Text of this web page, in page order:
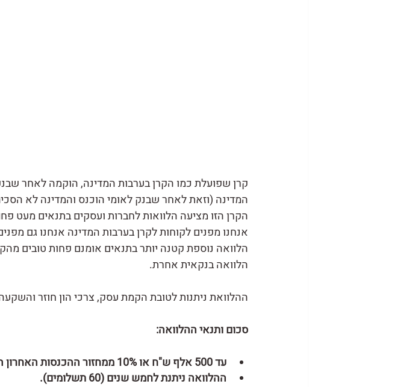
קרן שפועלת כמו הקרן בערבות המדינה, הוקמה לאחר
המדינה (וזאת לאחר שבנק לאומי הוכנס והמדינה לא
הקרן הזו מציעה הלוואות לחברות ועסקים בתנאים מעט
אנחנו מפנים לקוחות לקרן בערבות המדינה אנחנו גם
הלוואה נוספת קטנה יותר בתנאים אומנם פחות טובים
הלוואה בנקאית אחרת.
ההלוואת ניתנות לטובת הקמת עסק, צרכי הון חוזר
סכום ותנאי ההלוואה:
עד 500 אלף ש"ח או 10% ממחזור ההכנסות האחרון הגבוה מביניהם
ההלוואה ניתנת לחמש שנים (60 תשלומים).